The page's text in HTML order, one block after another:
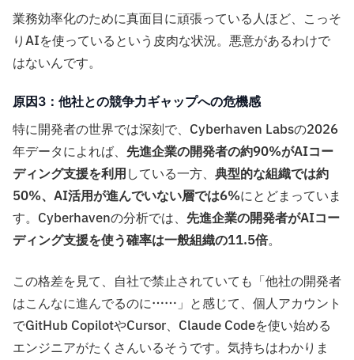
業務効率化のために真面目に頑張っている人ほど、こっそ
りAIを使っているという皮肉な状況。悪意があるわけで
はないんです。
原因3：他社との競争力ギャップへの危機感
特に開発者の世界では深刻で、Cyberhaven Labsの2026
年データによれば、 先進企業の開発者の約90%がAIコー
ディング支援を利用している一方、 典型的な組織では約
50%、AI活用が進んでいない層では6%にとどまっていま
す。Cyberhavenの分析では、 先進企業の開発者がAIコー
ディング支援を使う確率は一般組織の11.5倍。
この格差を見て、自社で禁止されていても「他社の開発者
はこんなに進んでるのに……」と感じて、個人アカウント
でGitHub CopilotやCursor、Claude Codeを使い始める
エンジニアがたくさんいるそうです。気持ちはわかりま